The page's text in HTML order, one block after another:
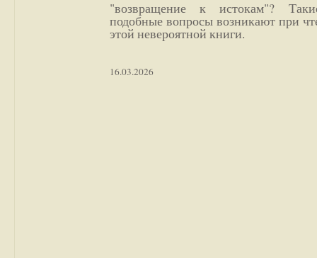
"возвращение к истокам"?
подобные вопросы возникают при
этой невероятной книги.
16.03.2026